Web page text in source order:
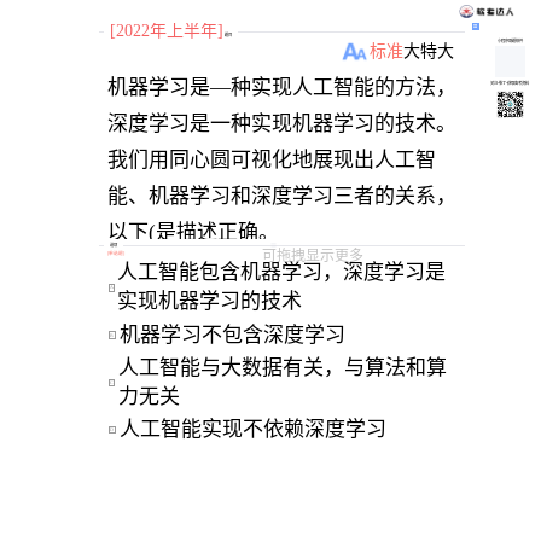
[2022年上半年] 题目
标准大特大
机器学习是—种实现人工智能的方法，
深度学习是一种实现机器学习的技术。
我们用同心圆可视化地展现出人工智
能、机器学习和深度学习三者的关系，
以下(是描述正确。
可拖拽显示更多
选项
单选题
A
人工智能包含机器学习，深度学习是
实现机器学习的技术
B 机器学习不包含深度学习
C
人工智能与大数据有关，与算法和算
力无关
D 人工智能实现不依赖深度学习
小程序刷题软件
关注“柴丁”获取备考资料